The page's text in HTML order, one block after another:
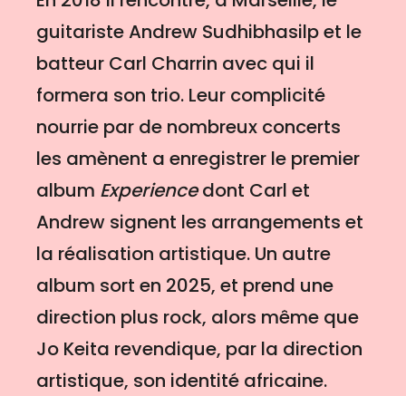
guitariste Andrew Sudhibhasilp et le
batteur Carl Charrin avec qui il
formera son trio. Leur complicité
nourrie par de nombreux concerts
les amènent a enregistrer le premier
album Experiencedont Carl et
Andrew signent les arrangements et
la réalisation artistique. Un autre
album sort en 2025, et prend une
direction plus rock, alors même que
Jo Keita revendique, par la direction
artistique, son identité africaine.